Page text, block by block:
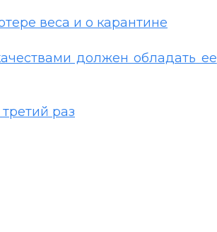
веса и о карантине
должен обладать ее
раз